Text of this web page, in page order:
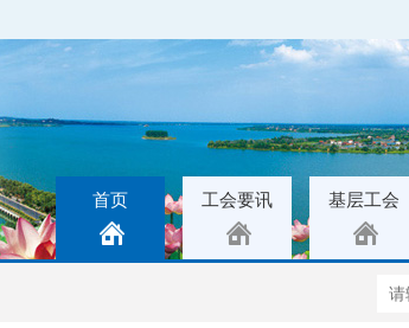
首页 工会要讯 基层工会